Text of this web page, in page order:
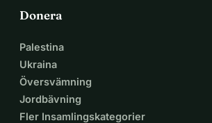
Donera
Palestina
Ukraina
Översvämning
Jordbävning
Fler Insamlingskategorier